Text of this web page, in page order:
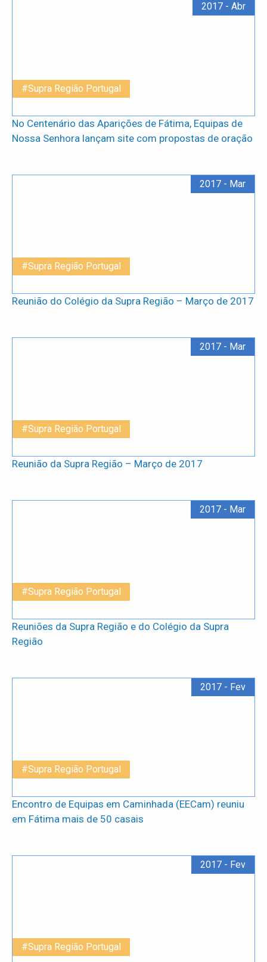
#Supra Região Portugal
2017 - Abr
No Centenário das Aparições de Fátima, Equipas de
Nossa Senhora lançam site com propostas de oração
#Supra Região Portugal
2017 - Mar
Reunião do Colégio da Supra Região – Março de 2017
#Supra Região Portugal
2017 - Mar
Reunião da Supra Região – Março de 2017
#Supra Região Portugal
2017 - Mar
Reuniões da Supra Região e do Colégio da Supra
Região
#Supra Região Portugal
2017 - Fev
Encontro de Equipas em Caminhada (EECam) reuniu
em Fátima mais de 50 casais
#Supra Região Portugal
2017 - Fev